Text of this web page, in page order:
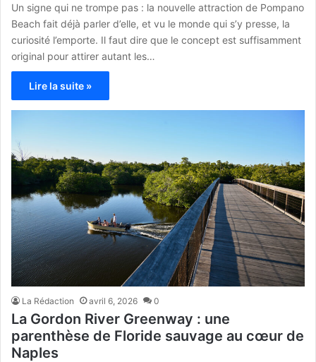
Un signe qui ne trompe pas : la nouvelle attraction de Pompano
Beach fait déjà parler d’elle, et vu le monde qui s’y presse, la
curiosité l’emporte. Il faut dire que le concept est suffisamment
original pour attirer autant les…
Lire la suite »
La Rédaction avril 6, 2026 0
La Gordon River Greenway : une
parenthèse de Floride sauvage au cœur de
Naples